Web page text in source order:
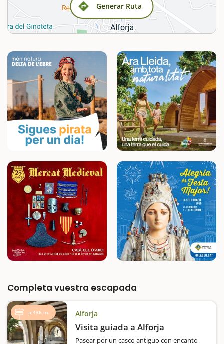
Generar Ruta
Completa vuestra escapada
a 436 m. Alforja
Visita guiada a Alforja
Pasear por un casco antiguo con encanto